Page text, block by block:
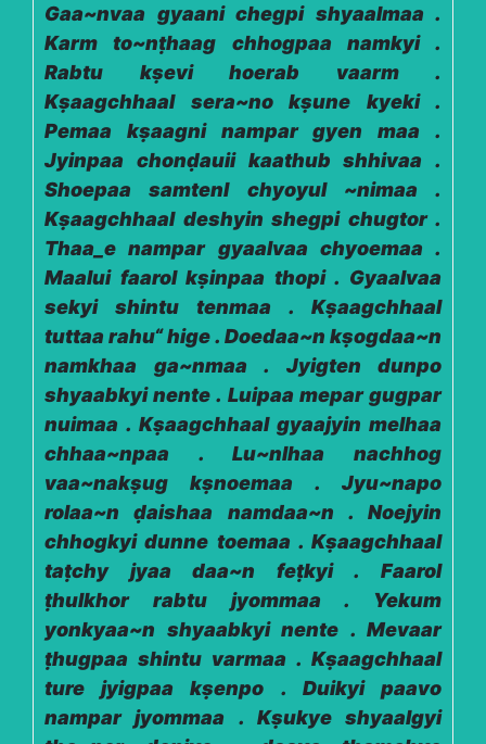
Gaa~nvaa gyaani chegpi shyaalmaa .
Karm to~nṭhaag chhogpaa namkyi .
Rabtu kṣevi hoerab vaarm .
Kṣaagchhaal sera~no kṣune kyeki .
Pemaa kṣaagni nampar gyen maa .
Jyinpaa chonḍauii kaathub shhivaa .
Shoepaa samtenl chyoyul ~nimaa .
Kṣaagchhaal deshyin shegpi chugtor .
Thaa_e nampar gyaalvaa chyoemaa .
Maalui faarol kṣinpaa thopi . Gyaalvaa
sekyi shintu tenmaa . Kṣaagchhaal
tuttaa rahu“ hige . Doedaa~n kṣogdaa~n
namkhaa ga~nmaa . Jyigten dunpo
shyaabkyi nente . Luipaa mepar gugpar
nuimaa . Kṣaagchhaal gyaajyin melhaa
chhaa~npaa . Lu~nlhaa nachhog
vaa~nakṣug kṣnoemaa . Jyu~napo
rolaa~n ḍaishaa namdaa~n . Noejyin
chhogkyi dunne toemaa . Kṣaagchhaal
taṭchy jyaa daa~n feṭkyi . Faarol
ṭhulkhor rabtu jyommaa . Yekum
yonkyaa~n shyaabkyi nente . Mevaar
ṭhugpaa shintu varmaa . Kṣaagchhaal
ture jyigpaa kṣenpo . Duikyi paavo
nampar jyommaa . Kṣukye shyaalgyi